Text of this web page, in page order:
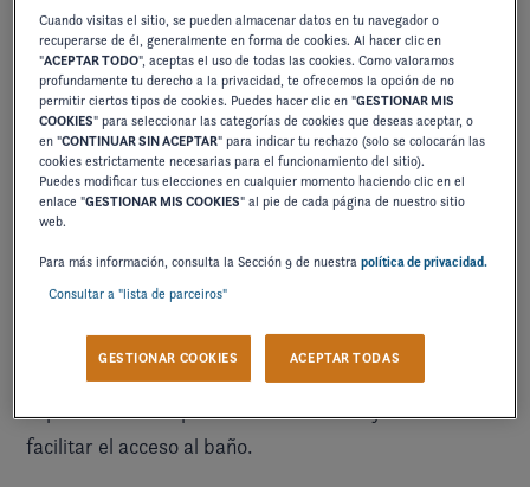
La H33 se ha diseñado para transformar cada viaje en
una experiencia única e inolvidable.
A bordo, cada detalle está pensado para ofreceruna
vida agradable y momentos refinados
H33 intraborda se distingue por susdos grandes
terrazas, exclusivas en este segmento, creando así un
espacio adicional para disfrutar del sol y a la vez
facilitar el acceso al baño.
Cuando visitas el sitio, se pueden almacenar datos en tu navegador o
recuperarse de él, generalmente en forma de cookies. Al hacer clic en
"ACEPTAR TODO", aceptas el uso de todas las cookies. Como valoramos
profundamente tu derecho a la privacidad, te ofrecemos la opción de no
permitir ciertos tipos de cookies. Puedes hacer clic en "GESTIONAR MIS
COOKIES" para seleccionar las categorías de cookies que deseas aceptar, o
en "CONTINUAR SIN ACEPTAR" para indicar tu rechazo (solo se colocarán las
cookies estrictamente necesarias para el funcionamiento del sitio).
Puedes modificar tus elecciones en cualquier momento haciendo clic en el
enlace "GESTIONAR MIS COOKIES" al pie de cada página de nuestro sitio
web.
Para más información, consulta la Sección 9 de nuestrapolítica de privacidad.
Consultar a "lista de parceiros"
GESTIONAR COOKIES ACEPTAR TODAS